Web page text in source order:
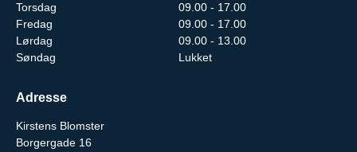
Torsdag
09.00 - 17.00
Fredag
09.00 - 17.00
Lørdag
09.00 - 13.00
Søndag
Lukket
Adresse
Kirstens Blomster
Borgergade 16